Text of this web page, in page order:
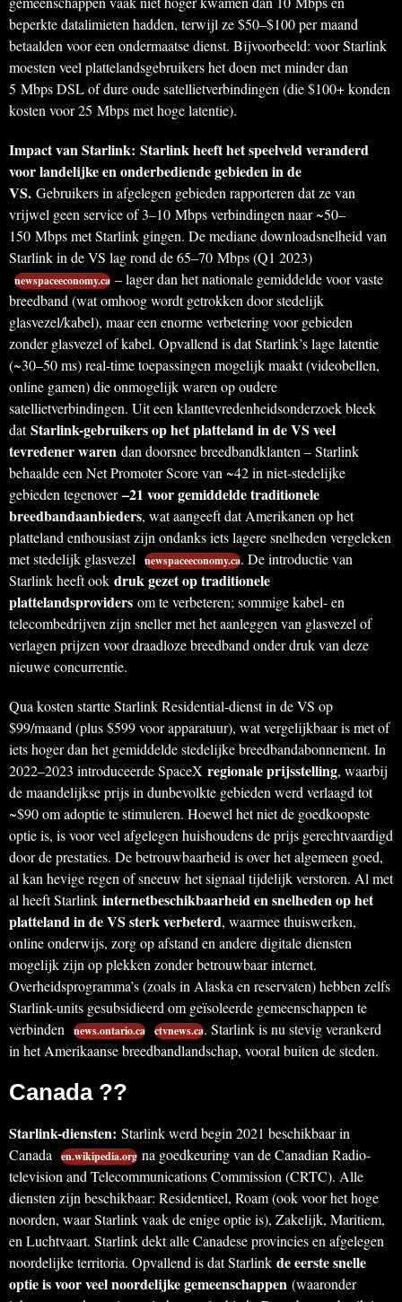
beperkte datalimieten hadden, terwijl ze $50–$100 per maand
betaalden voor een ondermaatse dienst. Bijvoorbeeld: voor Starlink
moesten veel plattelandsgebruikers het doen met minder dan
5 Mbps DSL of dure oude satellietverbindingen (die $100+ konden
kosten voor 25 Mbps met hoge latentie).
Impact van Starlink: Starlink heeft het speelveld veranderd
voor landelijke en onderbediende gebieden in de
VS. Gebruikers in afgelegen gebieden rapporteren dat ze van
vrijwel geen service of 3–10 Mbps verbindingen naar ~50–
150 Mbps met Starlink gingen. De mediane downloadsnelheid van
Starlink in de VS lag rond de 65–70 Mbps (Q1 2023)
newspaceeconomy.ca – lager dan het nationale gemiddelde voor vaste
breedband (wat omhoog wordt getrokken door stedelijk
glasvezel/kabel), maar een enorme verbetering voor gebieden
zonder glasvezel of kabel. Opvallend is dat Starlink’s lage latentie
(~30–50 ms) real-time toepassingen mogelijk maakt (videobellen,
online gamen) die onmogelijk waren op oudere
satellietverbindingen. Uit een klanttevredenheidsonderzoek bleek
datStarlink-gebruikers op het platteland in de VS veel
tevredener waren dan doorsnee breedbandklanten – Starlink
behaalde een Net Promoter Score van ~42 in niet-stedelijke
gebieden tegenover–21 voor gemiddelde traditionele
breedbandaanbieders, wat aangeeft dat Amerikanen op het
platteland enthousiast zijn ondanks iets lagere snelheden vergeleken
met stedelijk glasvezel newspaceeconomy.ca. De introductie van
Starlink heeft ook druk gezet op traditionele
plattelandsproviders om te verbeteren; sommige kabel- en
telecombedrijven zijn sneller met het aanleggen van glasvezel of
verlagen prijzen voor draadloze breedband onder druk van deze
nieuwe concurrentie.
Qua kosten startte Starlink Residential-dienst in de VS op
$99/maand (plus $599 voor apparatuur), wat vergelijkbaar is met of
iets hoger dan het gemiddelde stedelijke breedbandabonnement. In
2022–2023 introduceerde SpaceX regionale prijsstelling, waarbij
de maandelijkse prijs in dunbevolkte gebieden werd verlaagd tot
~$90 om adoptie te stimuleren. Hoewel het niet de goedkoopste
optie is, is voor veel afgelegen huishoudens de prijs gerechtvaardigd
door de prestaties. De betrouwbaarheid is over het algemeen goed,
al kan hevige regen of sneeuw het signaal tijdelijk verstoren. Al met
al heeft Starlink internetbeschikbaarheid en snelheden op het
platteland in de VS sterk verbeterd, waarmee thuiswerken,
online onderwijs, zorg op afstand en andere digitale diensten
mogelijk zijn op plekken zonder betrouwbaar internet.
Overheidsprogramma’s (zoals in Alaska en reservaten) hebben zelfs
Starlink-units gesubsidieerd om geïsoleerde gemeenschappen te
verbinden news.ontario.ca ctvnews.ca. Starlink is nu stevig verankerd
in het Amerikaanse breedbandlandschap, vooral buiten de steden.
Canada ??
Starlink-diensten: Starlink werd begin 2021 beschikbaar in
Canada en.wikipedia.org na goedkeuring van de Canadian Radio-
television and Telecommunications Commission (CRTC). Alle
diensten zijn beschikbaar: Residentieel, Roam (ook voor het hoge
noorden, waar Starlink vaak de enige optie is), Zakelijk, Maritiem,
en Luchtvaart. Starlink dekt alle Canadese provincies en afgelegen
noordelijke territoria. Opvallend is dat Starlink de eerste snelle
optie is voor veel noordelijke gemeenschappen (waaronder